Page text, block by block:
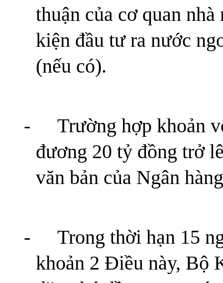
thuận của cơ quan
kiện đầu tư ra nước
(nếu có).
-
Trường hợp khoản
đương 20 tỷ đồng trở
văn bản của Ngân
-
Trong thời hạn 15
khoản 2 Điều này, Bộ